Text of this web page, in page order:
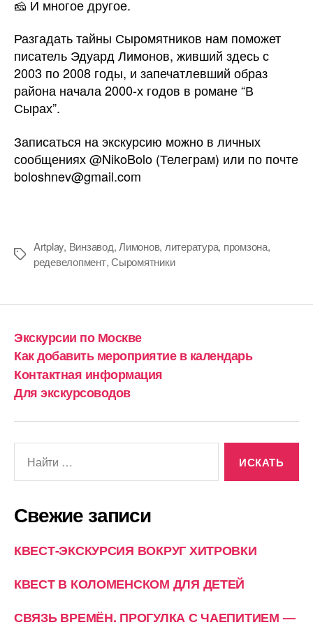
🧀 И многое другое.
Разгадать тайны Сыромятников нам поможет
писатель Эдуард Лимонов, живший здесь с
2003 по 2008 годы, и запечатлевший образ
района начала 2000-х годов в романе “В
Сырах”.
Записаться на экскурсию можно в личных
сообщениях @NikoBolo (Телеграм) или по почте
boloshnev@gmail.com
Метки
Artplay, Винзавод,Лимонов, литература, промзона,
редевелопмент,Сыромятники
Экскурсии по Москве
Как добавить мероприятие в календарь
Контактная информация
Для экскурсоводов
Свежие записи
КВЕСТ-ЭКСКУРСИЯ ВОКРУГ ХИТРОВКИ
КВЕСТ В КОЛОМЕНСКОМ ДЛЯ ДЕТЕЙ
СВЯЗЬ ВРЕМЁН. ПРОГУЛКА С ЧАЕПИТИЕМ —